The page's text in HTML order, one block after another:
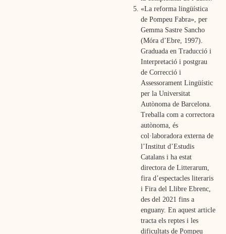
«La reforma lingüística
de Pompeu Fabra», per
Gemma Sastre Sancho
(Móra d’Ebre, 1997).
Graduada en Traducció i
Interpretació i postgrau
de Correcció i
Assessorament Lingüístic
per la Universitat
Autònoma de Barcelona.
Treballa com a correctora
autònoma, és
col·laboradora externa de
l’Institut d’Estudis
Catalans i ha estat
directora de Litterarum,
fira d’espectacles literaris
i Fira del Llibre Ebrenc,
des del 2021 fins a
enguany. En aquest article
tracta els reptes i les
dificultats de Pompeu